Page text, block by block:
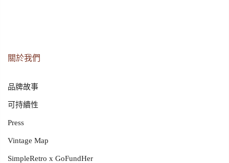
關於我們
品牌故事
可持續性
Press
Vintage Map
SimpleRetro x GoFundHer